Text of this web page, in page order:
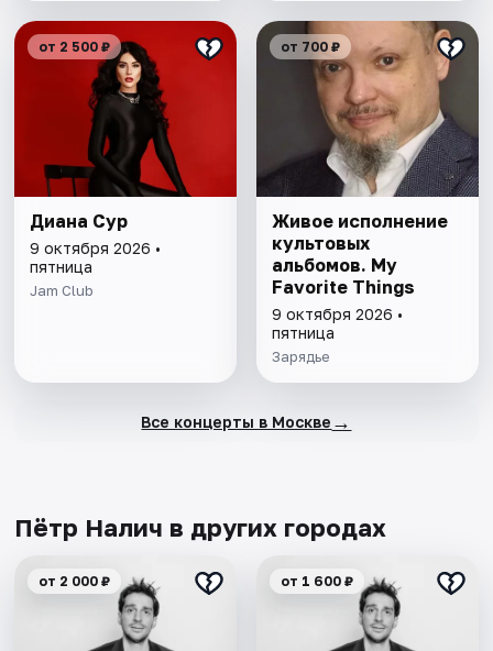
от 2 500 ₽
Диана Сур
9 октября 2026 •
пятница
Jam Club
от 700 ₽
Живое исполнение
культовых
альбомов. My
Favorite Things
9 октября 2026 •
пятница
Зарядье
Все концерты в Москве →
Пётр Налич в других городах
от 2 000 ₽ от 1 600 ₽